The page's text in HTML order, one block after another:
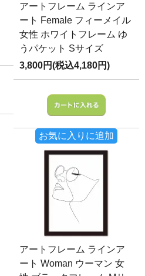
アートフレーム ラインア
ート Female フィーメイル
女性 ホワイトフレーム ゆ
うパケット Sサイズ
3,800円(税込4,180円)
お気に入りに追加
アートフレーム ラインア
ート Woman ウーマン 女